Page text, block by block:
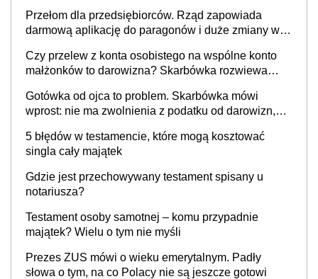
Przełom dla przedsiębiorców. Rząd zapowiada
darmową aplikację do paragonów i duże zmiany w
Czy przelew z konta osobistego na wspólne konto
małżonków to darowizna? Skarbówka rozwiewa
Gotówka od ojca to problem. Skarbówka mówi
wprost: nie ma zwolnienia z podatku od darowizn,
obdarowanego
5 błędów w testamencie, które mogą kosztować
singla cały majątek
Gdzie jest przechowywany testament spisany u
notariusza?
Testament osoby samotnej – komu przypadnie
majątek? Wielu o tym nie myśli
Prezes ZUS mówi o wieku emerytalnym. Padły
słowa o tym, na co Polacy nie są jeszcze gotowi